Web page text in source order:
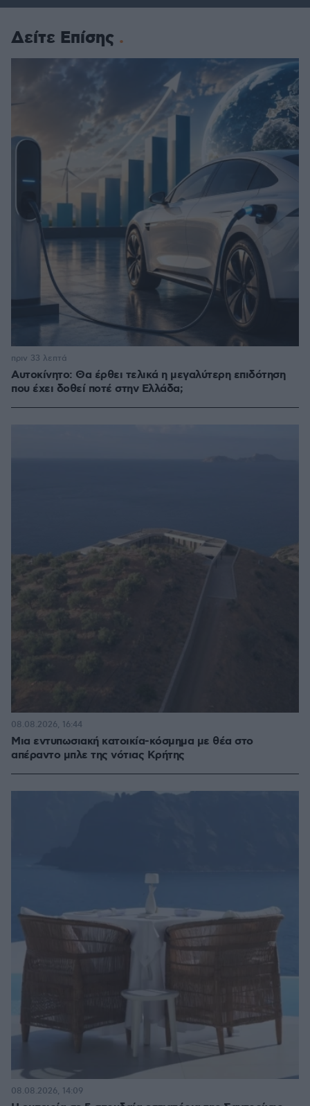
Δείτε Επίσης
Αυτοκίνητο: Θα έρθει τελικά η μεγαλύτερη επιδότηση
που έχει δοθεί ποτέ στην Ελλάδα;
πριν 33 λεπτά
Μια εντυπωσιακή κατοικία-κόσμημα με θέα στο
απέραντο μπλε της νότιας Κρήτης
08.08.2026, 16:44
08.08.2026, 14:09